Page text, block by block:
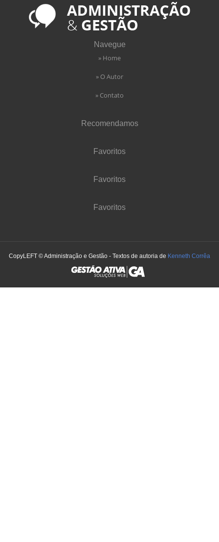
Navegue
» Home
» O Autor
» Contato
Recomendamos
Favoritos
Favoritos
Favoritos
CopyLEFT © Administração e Gestão - Textos de autoria de Kenneth Corrêa